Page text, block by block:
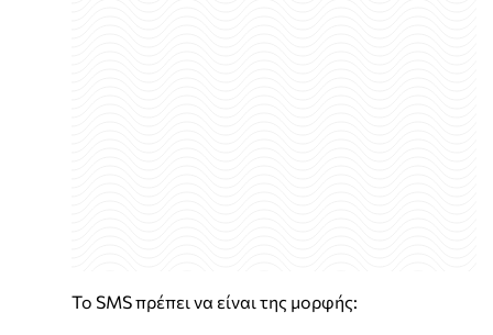
Το SMS πρέπει να είναι της μορφής: